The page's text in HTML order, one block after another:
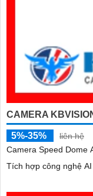
CAMERA
5%-35%
liên hệ
Camera Speed Dome
Tích hợp công nghệ AI